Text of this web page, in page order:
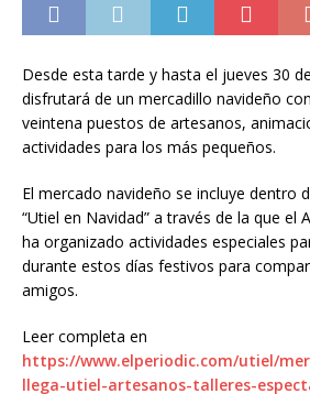
Desde esta tarde y hasta el jueves 30
disfrutará de un mercadillo navideño
veintena puestos de artesanos,
actividades para los más pequeños.
El mercado navideño se incluye dentro
“Utiel en Navidad” a través de la que el
ha organizado actividades especiales
durante estos días festivos para
amigos.
Leer completa en
https://www.elperiodic.com/utiel/
llega-utiel-artesanos-talleres-